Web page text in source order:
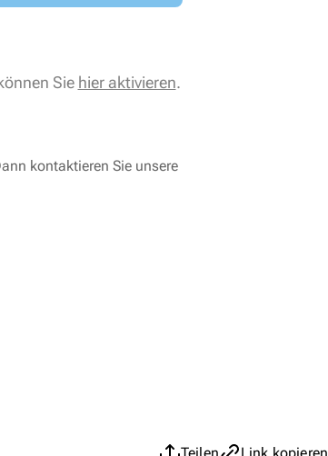
Sie hier aktivieren.
kontaktieren Sie unsere